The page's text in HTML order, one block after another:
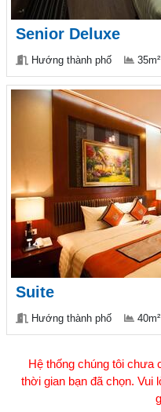
Senior Deluxe
Hướng thành phố 35m²
Suite
Hướng thành phố 40m²
Hệ thống chúng tôi chưa
thời gian bạn đã chọn. Vui